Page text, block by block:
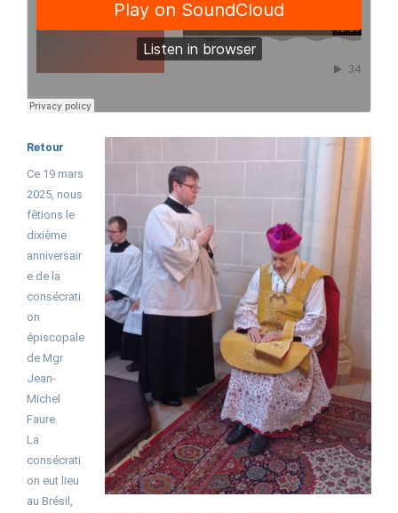
Retour
Ce 19 mars
2025, nous
fêtions le
dixième
anniversair
e de la
consécrati
on
épiscopale
de Mgr
Jean-
Michel
Faure.
La
consécrati
on eut lieu
au Brésil,